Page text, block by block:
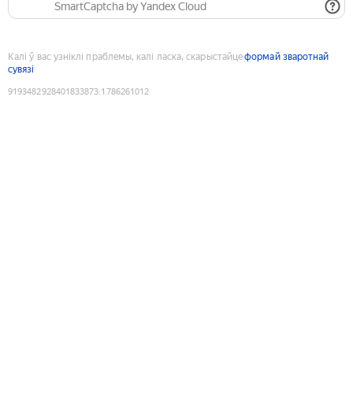
SmartCaptcha by Yandex Cloud
Калі ў вас узніклі праблемы, калі ласка, скарыстайцеформай зваротнай
сувязі
9193482928401833873:1786261012